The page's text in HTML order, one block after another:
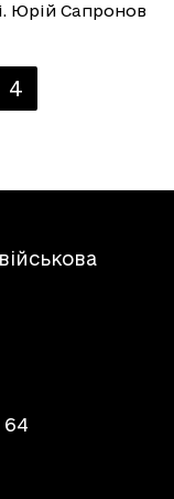
Юрій Сапронов
4
64